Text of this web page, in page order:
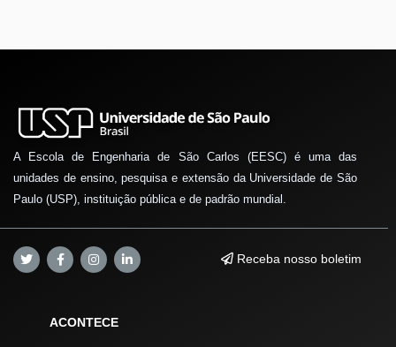
A Escola de Engenharia de São Carlos (EESC) é uma das
unidades de ensino, pesquisa e extensão da Universidade de São
Paulo (USP), instituição pública e de padrão mundial.
Receba nosso boletim
ACONTECE